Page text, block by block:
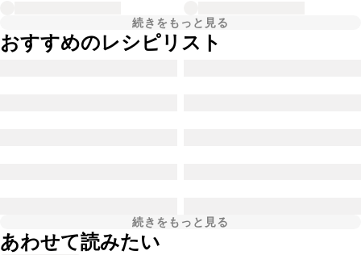
続きをもっと見る
おすすめのレシピリスト
続きをもっと見る
あわせて読みたい